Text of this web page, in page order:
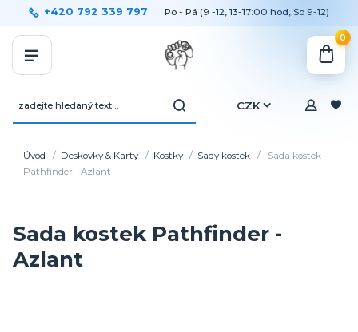
CZK
+420 792 339 797 Po - Pá (9 -12, 13-17:00 hod, So 9-12)
0
Úvod Deskovky & Karty Kostky Sady kostek
Sada kostek
Pathfinder - Azlant
Sada kostek Pathfinder -
Azlant